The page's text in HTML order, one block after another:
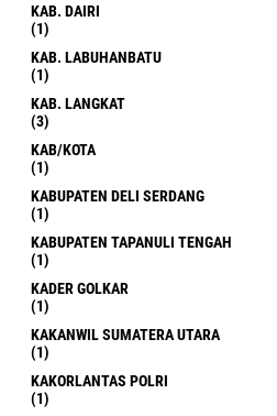
KAB. DAIRI
(1)
KAB. LABUHANBATU
(1)
KAB. LANGKAT
(3)
KAB/KOTA
(1)
KABUPATEN DELI SERDANG
(1)
KABUPATEN TAPANULI TENGAH
(1)
KADER GOLKAR
(1)
KAKANWIL SUMATERA UTARA
(1)
KAKORLANTAS POLRI
(1)